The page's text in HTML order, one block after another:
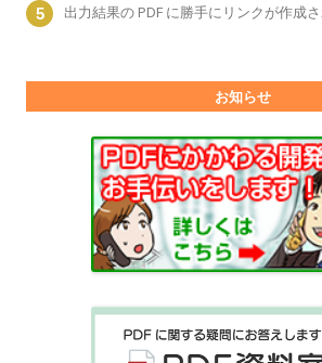
出力結果の PDF に勝手にリンクが作成
お知らせ